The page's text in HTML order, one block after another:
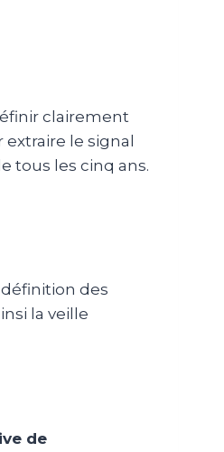
clairement
extraire le signal
tous les cinq ans.
des
la veille
de